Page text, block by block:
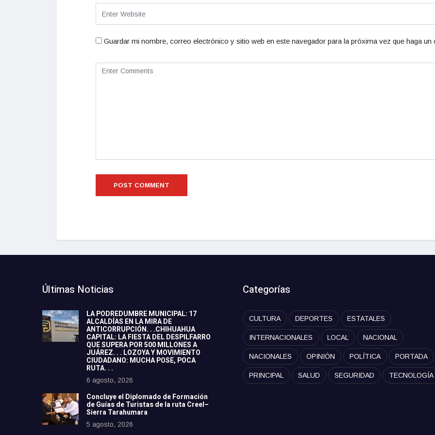
Guardar mi nombre, correo electrónico y sitio web en este navegador para la próxima vez que haga un
Últimas Noticias
LA PODREDUMBRE MUNICIPAL: 17
ALCALDÍAS EN LA MIRA DE
ANTICORRUPCIÓN. . .CHIHUAHUA
CAPITAL: LA FIESTA DEL DESPILFARRO
QUE SUPERA POR 500 MILLONES A
JUÁREZ. . . LOZOYA Y MOVIMIENTO
CIUDADANO: MUCHA POSE, POCA
RUTA. . .
6 agosto, 2026
Concluye el Diplomado de Formación
de Guías de Turistas de la ruta Creel–
Sierra Tarahumara
5 agosto, 2026
Categorías
CULTURA DEPORTES ESTATALES
INTERNACIONALES LOCAL NACIONAL
NACIONALES OPINIÓN POLÍTICA PORTADA
PRINCIPAL SALUD SEGURIDAD TECNOLOGÍA